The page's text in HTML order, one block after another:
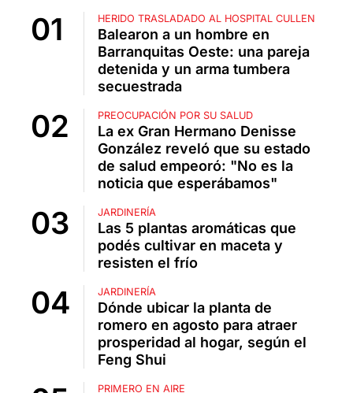
HERIDO TRASLADADO AL HOSPITAL CULLEN
Balearon a un hombre en
Barranquitas Oeste: una pareja
detenida y un arma tumbera
secuestrada
PREOCUPACIÓN POR SU SALUD
La ex Gran Hermano Denisse
González reveló que su estado
de salud empeoró: "No es la
noticia que esperábamos"
JARDINERÍA
Las 5 plantas aromáticas que
podés cultivar en maceta y
resisten el frío
JARDINERÍA
Dónde ubicar la planta de
romero en agosto para atraer
prosperidad al hogar, según el
Feng Shui
PRIMERO EN AIRE